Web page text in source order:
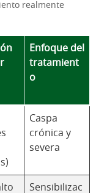
realmente
Enfoque del
tratamient
o
Caspa
crónica y
severa
Sensibilizac